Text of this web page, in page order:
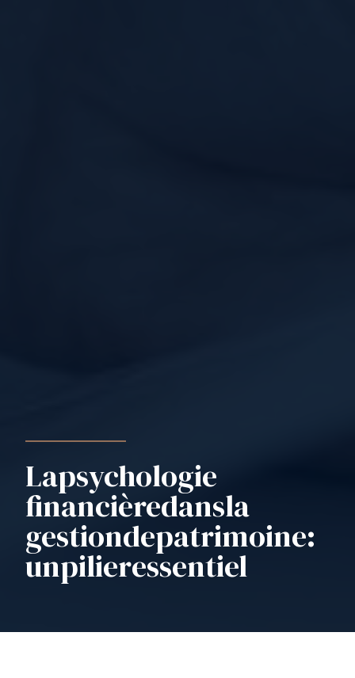
Lapsychologie
financièredansla
gestiondepatrimoine:
unpilieressentiel